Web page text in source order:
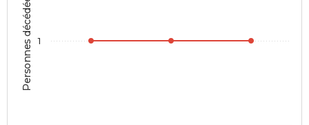
Personnes décédées 1